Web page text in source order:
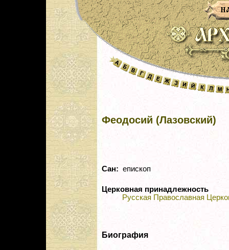
Феодосий (Лазовский)
Сан: епископ
Церковная принадлежность
Русская Православная
Биография